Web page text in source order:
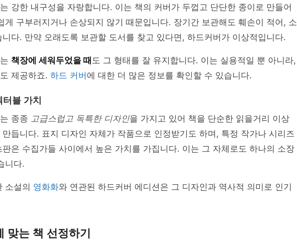
강한 내구성을 자랑합니다. 이는 책의 커버가 두껍고 단단한 종이로 만들어
게 구부러지거나 손상되지 않기 때문입니다. 장기간 보관해도 훼손이 적어, 소
다. 만약 오래도록 보관할 도서를 찾고 있다면, 하드커버가 이상적입니다.
책장에 세워두었을 때 도 그 형태를 잘 유지합니다. 이는 실용적일 뿐 아니라,
제공하죠. 하드 커버 에 대한 더 많은 정보를 확인할 수 있습니다.
블 가치
종종 고급스럽고 독특한 디자인을 가지고 있어 책을 단순한 읽을거리 이상
듭니다. 표지 디자인 자체가 작품으로 인정받기도 하며, 특정 작가나 시리즈
판은 수집가들 사이에서 높은 가치를 가집니다. 이는 그 자체로도 하나의 소장
니다.
소설의 영화화와 연관된 하드커버 에디션은 그 디자인과 역사적 의미로 인기
맞는 책 선정하기